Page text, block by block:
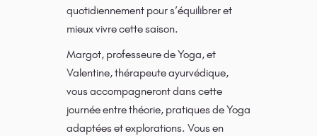
quotidiennement pour s’équilibrer et
mieux vivre cette saison.
Margot, professeure de Yoga, et
Valentine, thérapeute ayurvédique,
vous accompagneront dans cette
journée entre théorie, pratiques de Yoga
adaptées et explorations. Vous en